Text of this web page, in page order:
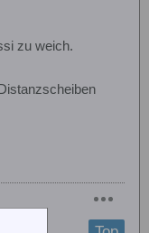
zu weich.